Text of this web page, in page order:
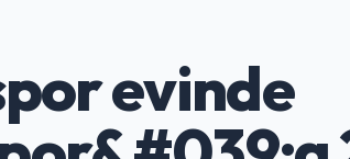
evinde